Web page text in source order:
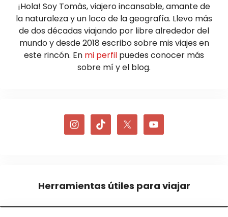
¡Hola! Soy Tomàs, viajero incansable, amante de
la naturaleza y un loco de la geografía. Llevo más
de dos décadas viajando por libre alrededor del
mundo y desde 2018 escribo sobre mis viajes en
este rincón. En mi perfil puedes conocer más
sobre mí y el blog.
Herramientas útiles para viajar